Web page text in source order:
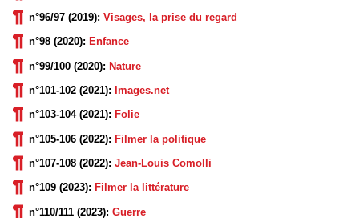
n°96/97 (2019): Visages, la prise du regard
n°98 (2020): Enfance
n°99/100 (2020): Nature
n°101-102 (2021): Images.net
n°103-104 (2021): Folie
n°105-106 (2022): Filmer la politique
n°107-108 (2022): Jean-Louis Comolli
n°109 (2023): Filmer la littérature
n°110/111 (2023): Guerre